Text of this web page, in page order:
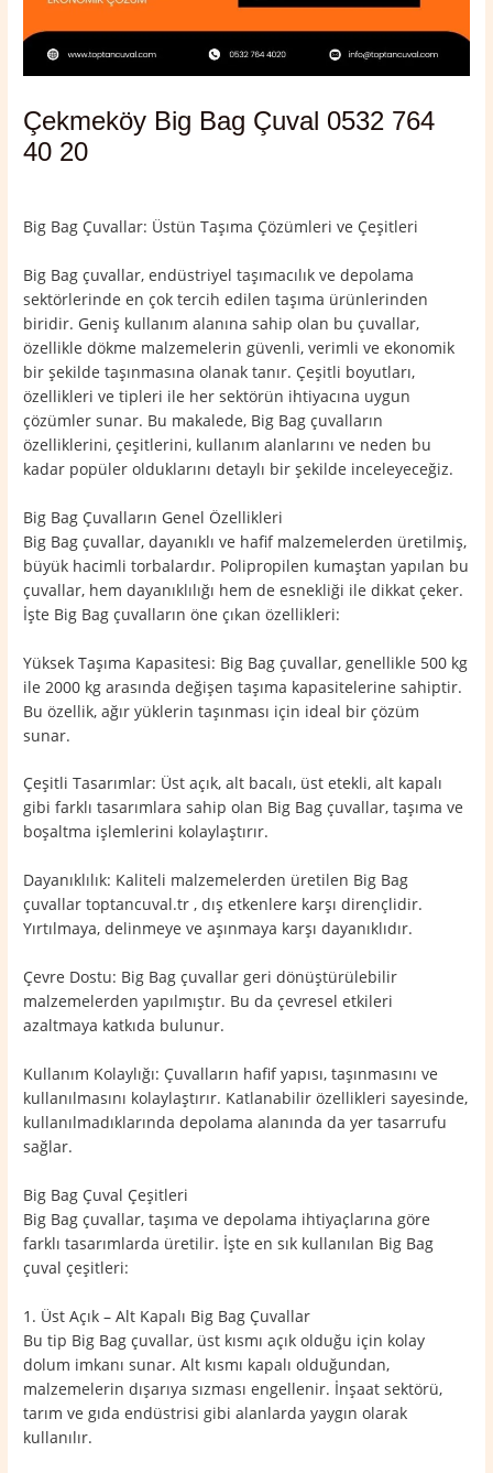
Çekmeköy Big Bag Çuval 0532 764
40 20
Big Bag Çuvallar: Üstün Taşıma Çözümleri ve Çeşitleri
Big Bag çuvallar, endüstriyel taşımacılık ve depolama
sektörlerinde en çok tercih edilen taşıma ürünlerinden
biridir. Geniş kullanım alanına sahip olan bu çuvallar,
özellikle dökme malzemelerin güvenli, verimli ve ekonomik
bir şekilde taşınmasına olanak tanır. Çeşitli boyutları,
özellikleri ve tipleri ile her sektörün ihtiyacına uygun
çözümler sunar. Bu makalede, Big Bag çuvalların
özelliklerini, çeşitlerini, kullanım alanlarını ve neden bu
kadar popüler olduklarını detaylı bir şekilde inceleyeceğiz.
Big Bag Çuvalların Genel Özellikleri
Big Bag çuvallar, dayanıklı ve hafif malzemelerden üretilmiş,
büyük hacimli torbalardır. Polipropilen kumaştan yapılan bu
çuvallar, hem dayanıklılığı hem de esnekliği ile dikkat çeker.
İşte Big Bag çuvalların öne çıkan özellikleri:
Yüksek Taşıma Kapasitesi: Big Bag çuvallar, genellikle 500 kg
ile 2000 kg arasında değişen taşıma kapasitelerine sahiptir.
Bu özellik, ağır yüklerin taşınması için ideal bir çözüm
sunar.
Çeşitli Tasarımlar: Üst açık, alt bacalı, üst etekli, alt kapalı
gibi farklı tasarımlara sahip olan Big Bag çuvallar, taşıma ve
boşaltma işlemlerini kolaylaştırır.
Dayanıklılık: Kaliteli malzemelerden üretilen Big Bag
çuvallar toptancuval.tr , dış etkenlere karşı dirençlidir.
Yırtılmaya, delinmeye ve aşınmaya karşı dayanıklıdır.
Çevre Dostu: Big Bag çuvallar geri dönüştürülebilir
malzemelerden yapılmıştır. Bu da çevresel etkileri
azaltmaya katkıda bulunur.
Kullanım Kolaylığı: Çuvalların hafif yapısı, taşınmasını ve
kullanılmasını kolaylaştırır. Katlanabilir özellikleri sayesinde,
kullanılmadıklarında depolama alanında da yer tasarrufu
sağlar.
Big Bag Çuval Çeşitleri
Big Bag çuvallar, taşıma ve depolama ihtiyaçlarına göre
farklı tasarımlarda üretilir. İşte en sık kullanılan Big Bag
çuval çeşitleri:
1. Üst Açık – Alt Kapalı Big Bag Çuvallar
Bu tip Big Bag çuvallar, üst kısmı açık olduğu için kolay
dolum imkanı sunar. Alt kısmı kapalı olduğundan,
malzemelerin dışarıya sızması engellenir. İnşaat sektörü,
tarım ve gıda endüstrisi gibi alanlarda yaygın olarak
kullanılır.